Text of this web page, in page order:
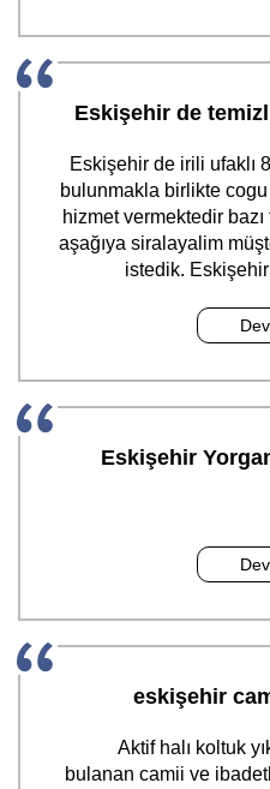
Eskişehir de
Eskişehir de irili ufaklı
bulunmakla birlikte
hizmet vermektedir
aşağıya siralayalim
istedik.
Eskişehir
eskişehir
Aktif halı koltuk
bulanan camii ve